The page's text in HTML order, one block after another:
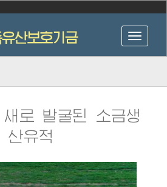
로 발굴된 소금생
산유적